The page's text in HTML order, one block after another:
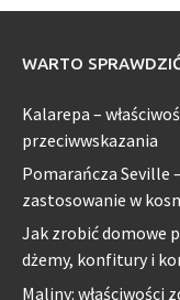
WARTO
Kalarepa –
przeciwwskazania
Pomarańcza Seville
zastosowanie w
Jak zrobić domowe
dżemy, konfitury i
Maliny: właściwości